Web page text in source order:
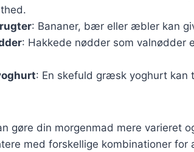
: Bananer, bær eller æbler kan
: Hakkede nødder som valnødder
: En skefuld græsk yoghurt kan
gøre din morgenmad mere varieret
med forskellige kombinationer for